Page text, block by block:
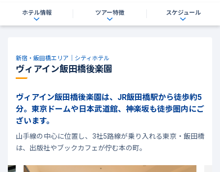
ホテル情報 ツアー特徴 スケジュール
新宿・飯田橋エリア｜シティホテル
ヴィアイン飯田橋後楽園
ヴィアイン飯田橋後楽園は、JR飯田橋駅から徒歩約5
分。東京ドームや日本武道館、神楽坂も徒歩圏内にご
ざいます。
山手線の中心に位置し、3社5路線が乗り入れる東京・飯田橋
は、出版社やブックカフェが佇む本の町。